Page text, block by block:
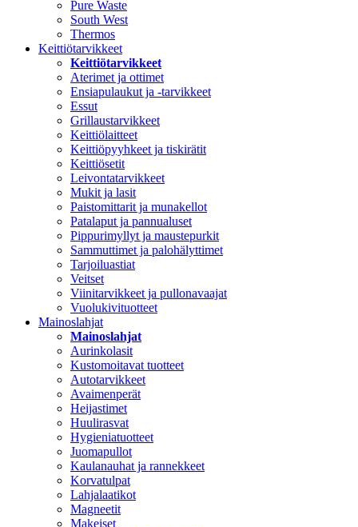
Pure Waste
South West
Thermos
Keittiötarvikkeet
Keittiötarvikkeet
Aterimet ja ottimet
Ensiapulaukut ja -tarvikkeet
Essut
Grillaustarvikkeet
Keittiölaitteet
Keittiöpyyhkeet ja tiskirätit
Keittiösetit
Leivontatarvikkeet
Mukit ja lasit
Paistomittarit ja munakellot
Patalaput ja pannualuset
Pippurimyllyt ja maustepurkit
Sammuttimet ja palohälyttimet
Tarjoiluastiat
Veitset
Viinitarvikkeet ja pullonavaajat
Vuolukivituotteet
Mainoslahjat
Mainoslahjat
Aurinkolasit
Kustomoitavat tuotteet
Autotarvikkeet
Avaimenperät
Heijastimet
Huulirasvat
Hygieniatuotteet
Juomapullot
Kaulanauhat ja rannekkeet
Korvatulpat
Lahjalaatikot
Magneetit
Makeiset